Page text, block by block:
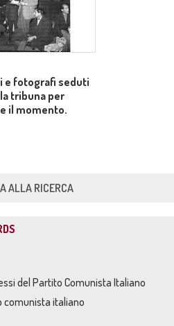
e fotografi seduti
tribuna per
il momento.
ALLA RICERCA
del Partito Comunista Italiano
comunista italiano